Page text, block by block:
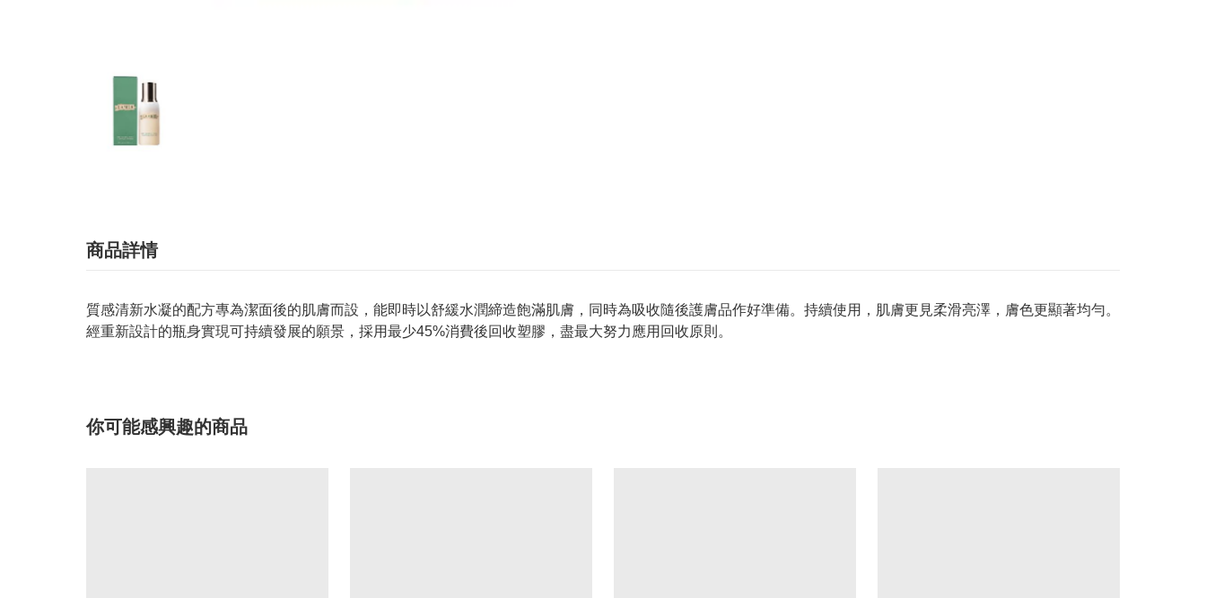
商品詳情
質感清新水凝的配方專為潔面後的肌膚而設，能即時以舒緩水潤締造飽滿肌膚，同時為吸收隨後護膚品作好準備。持續使用，肌膚更見柔滑亮澤，膚色更顯著均勻。
經重新設計的瓶身實現可持續發展的願景，採用最少45%消費後回收塑膠，盡最大努力應用回收原則。
你可能感興趣的商品